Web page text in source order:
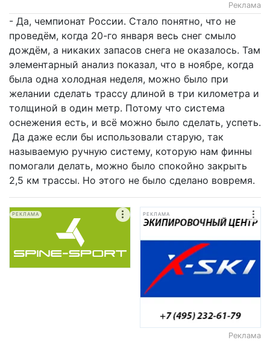
Реклама
- Да, чемпионат России. Стало понятно, что не
проведём, когда 20-го января весь снег смыло
дождём, а никаких запасов снега не оказалось. Там
элементарный анализ показал, что в ноябре, когда
была одна холодная неделя, можно было при
желании сделать трассу длиной в три километра и
толщиной в один метр. Потому что система
оснежения есть, и всё можно было сделать, успеть.
Да даже если бы использовали старую, так
называемую ручную систему, которую нам финны
помогали делать, можно было спокойно закрыть
2,5 км трассы. Но этого не было сделано вовремя.
РЕКЛАМА РЕКЛАМА
Реклама